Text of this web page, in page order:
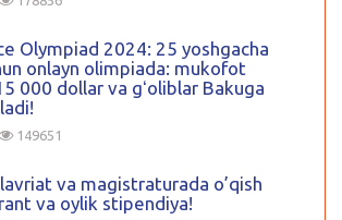
Olympiad 2024: 25 yoshgacha
onlayn olimpiada: mukofot
000 dollar va gʻoliblar Bakuga
149651
va magistraturada o’qish
va oylik stipendiya!